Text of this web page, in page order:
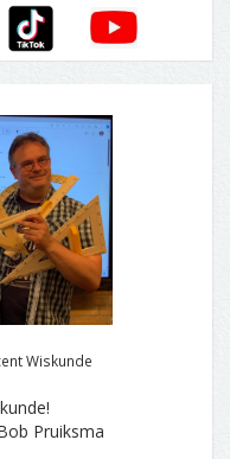
Wiskunde
Pruiksma